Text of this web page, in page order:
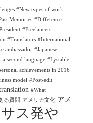
#New types of work
Memories #Difference
#Freelancers
#Translators #International
ambassador #Japanese
second language #Lystable
achievements in 2016
model #Post-edit
#What
る質問 アメリカ文化 アメ
ス発や